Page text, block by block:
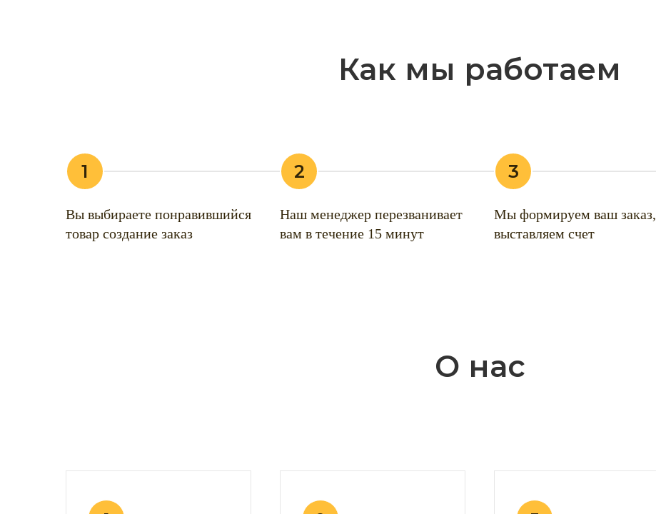
Как мы работаем
1
Вы выбираете понравившийся
товар создание заказ
2
Наш менеджер перезванивает
вам в течение 15 минут
3
Мы формируем ваш заказ,
выставляем счет
О нас